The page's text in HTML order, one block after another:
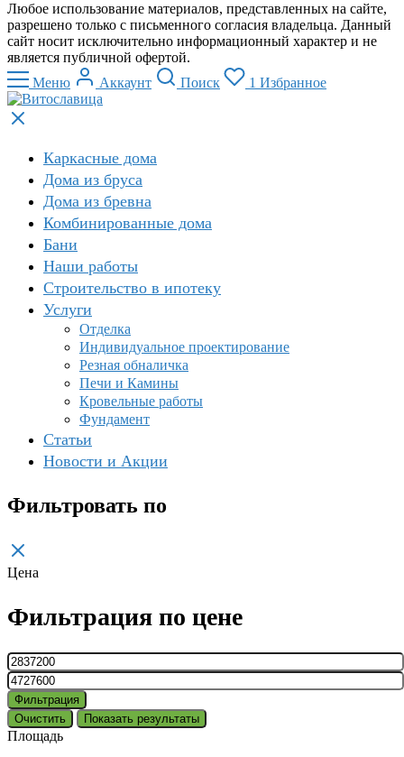
Любое использование материалов, представленных на сайте,
разрешено только с письменного согласия владельца. Данный
сайт носит исключительно информационный характер и не
является публичной офертой.
Меню
Аккаунт Поиск 1 Избранное
Каркасные дома
Дома из бруса
Дома из бревна
Комбинированные дома
Бани
Наши работы
Строительство в ипотеку
Услуги
Отделка
Индивидуальное проектирование
Резная обналичка
Печи и Камины
Кровельные работы
Фундамент
Статьи
Новости и Акции
Фильтровать по
Цена
Фильтрация по цене
Минимальная
цена
Максимальная
цена
Фильтрация
Очистить
Показать результаты
Площадь